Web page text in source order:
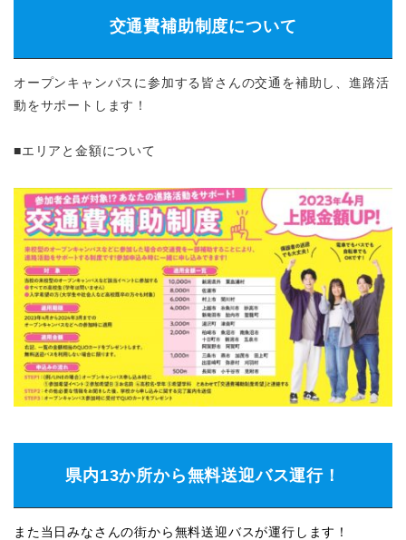
交通費補助制度について
オープンキャンパスに参加する皆さんの交通を補助し、進路活
動をサポートします！
■エリアと金額について
県内13か所から無料送迎バス運行！
また当日みなさんの街から無料送迎バスが運行します！